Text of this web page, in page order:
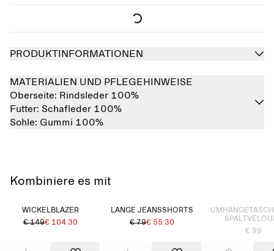
PRODUKTINFORMATIONEN
MATERIALIEN UND PFLEGEHINWEISE
Oberseite: Rindsleder 100%
Futter: Schafleder 100%
Sohle: Gummi 100%
Kombiniere es mit
WICKELBLAZER
€ 149€ 104.30
LANGE JEANSSHORTS
€ 79€ 55.30
€ 99